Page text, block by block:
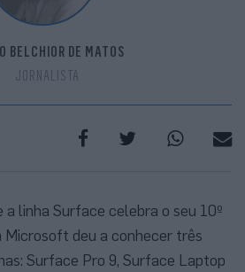
BELCHIOR DE MATOS
JORNALISTA
a linha Surface celebra o seu 10º
Microsoft deu a conhecer três
Surface Pro 9, Surface Laptop